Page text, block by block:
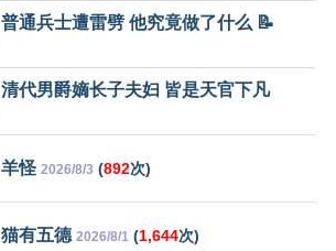
通兵士遭雷劈 他究竟做了什么 📝
代男爵嫡长子夫妇 皆是天官下凡
怪 2026/8/3 (892次)
有五德 2026/8/1 (1,644次)